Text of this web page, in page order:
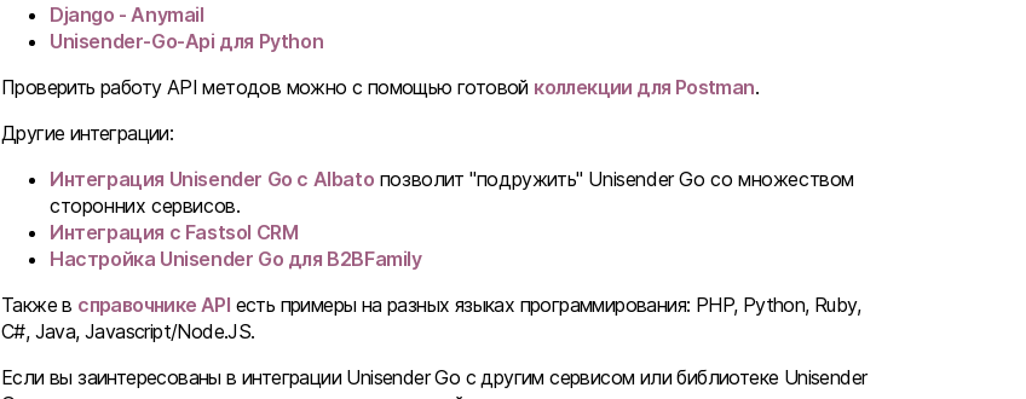
Django - Anymail
Unisender-Go-Api для Python
Проверить работу API методов можно с помощью готовой коллекции для Postman.
Другие интеграции:
Интеграция Unisender Go с Albato позволит "подружить" Unisender Go со множеством
сторонних сервисов.
Интеграция с Fastsol CRM
Настройка Unisender Go для B2BFamily
Также в справочнике API есть примеры на разных языках программирования: PHP, Python, Ruby,
C#, Java, Javascript/Node.JS.
Если вы заинтересованы в интеграции Unisender Go с другим сервисом или библиотеке Unisender